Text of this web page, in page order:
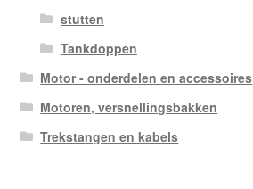
stutten
Tankdoppen
Motor - onderdelen en accessoires
Motoren, versnellingsbakken
Trekstangen en kabels